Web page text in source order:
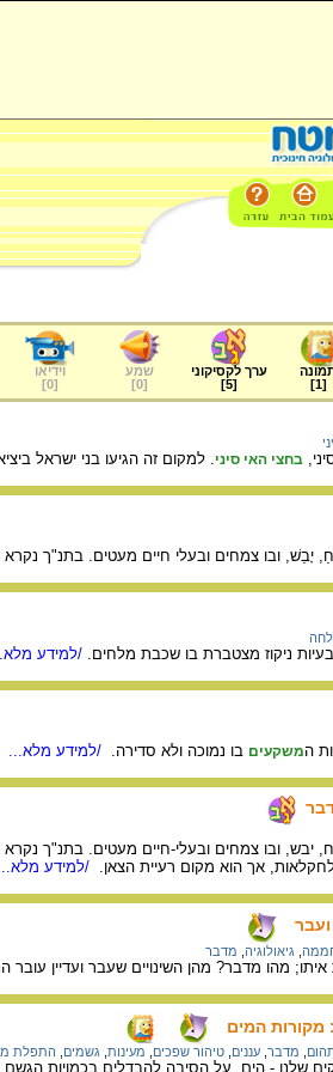
[
1
]
ערך לקסיקוני
[
5
]
שמע
[
0
]
וידיאו
[
0
]
בחצי האי סיני. למקום זה הגיעו בני ישראל
יָבֵשׁ, ובו צמחים ובעלי חיים מעטים. בתנ"ך
ניקוז מצטברת בו שכבת מלחים. /למידע
המשקעים בו נמוכה ולא סדירה. /למידע מלא...
יבש, ובו צמחים ובעלי-חיים מעטים. בתנ"ך
אך הוא מקום רעיית הצאן.
/למידע מלא...
גיאולוגיה מדבר
איתו; מהו מדבר? מהן השינויים שעבר ועדיין
מקורות המים
מדבר עננים טיהור שפכים מעינות גשמים התפלת
שלנו - הים, על הסיבה להבדלים בכמויות